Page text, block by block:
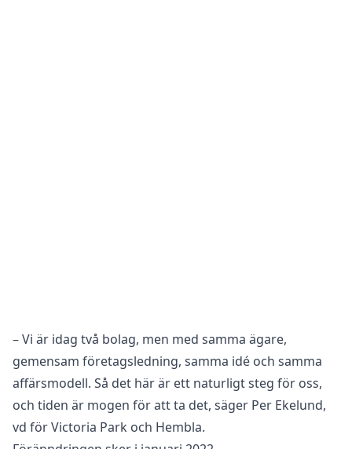
– Vi är idag två bolag, men med samma ägare,
gemensam företagsledning, samma idé och samma
affärsmodell. Så det här är ett naturligt steg för oss,
och tiden är mogen för att ta det, säger Per Ekelund,
vd för Victoria Park och Hembla.